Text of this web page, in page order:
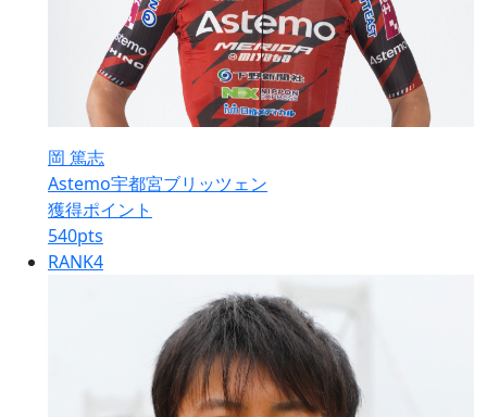
岡 篤志
Astemo宇都宮ブリッツェン
獲得ポイント
540pts
RANK4